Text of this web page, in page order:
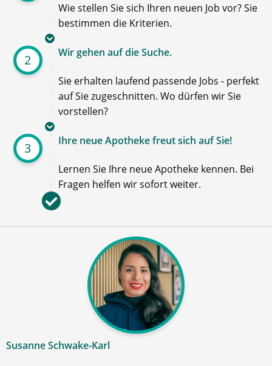
Wie stellen Sie sich Ihren neuen Job vor? Sie
bestimmen die Kriterien.
2 Wir gehen auf die Suche.
Sie erhalten laufend passende Jobs - perfekt
auf Sie zugeschnitten. Wo dürfen wir Sie
vorstellen?
3 Ihre neue Apotheke freut sich auf Sie!
Lernen Sie Ihre neue Apotheke kennen. Bei
Fragen helfen wir sofort weiter.
Susanne Schwake-Karl